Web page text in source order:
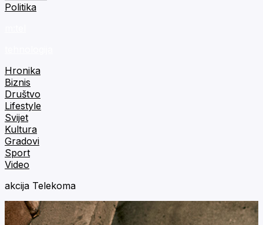
Politika
Hronika
Biznis
Društvo
Lifestyle
Svijet
Kultura
Gradovi
Sport
Video
akcija Telekoma